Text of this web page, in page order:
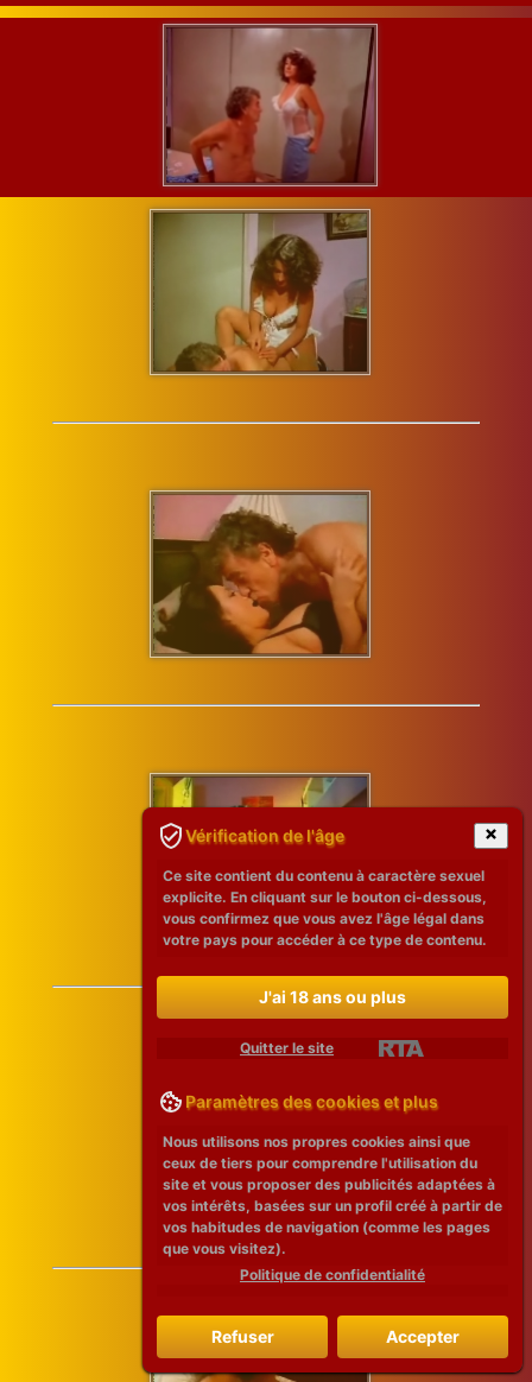
Vérification de l'âge
Ce site contient du contenu à caractère sexuel
explicite. En cliquant sur le bouton ci-dessous,
vous confirmez que vous avez l'âge légal dans
votre pays pour accéder à ce type de contenu.
J'ai 18 ans ou plus
Quitter le site
Paramètres des cookies et plus
Nous utilisons nos propres cookies ainsi que
ceux de tiers pour comprendre l'utilisation du
site et vous proposer des publicités adaptées à
vos intérêts, basées sur un profil créé à partir de
vos habitudes de navigation (comme les pages
que vous visitez).
Politique de confidentialité
Refuser Accepter